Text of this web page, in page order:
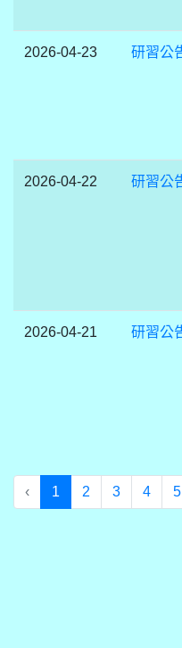
2026-04-23 研習公
2026-04-22 研習公
2026-04-21 研習公
‹ 1 2 3 4 5